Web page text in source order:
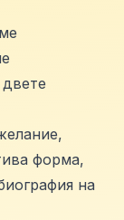
форма,
на